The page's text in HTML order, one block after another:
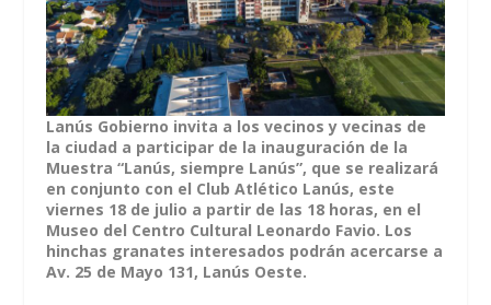
Lanús Gobierno invita a los vecinos y vecinas de
la ciudad a participar de la inauguración de la
Muestra “Lanús, siempre Lanús”, que se realizará
en conjunto con el Club Atlético Lanús, este
viernes 18 de julio a partir de las 18 horas, en el
Museo del Centro Cultural Leonardo Favio. Los
hinchas granates interesados podrán acercarse a
Av. 25 de Mayo 131, Lanús Oeste.